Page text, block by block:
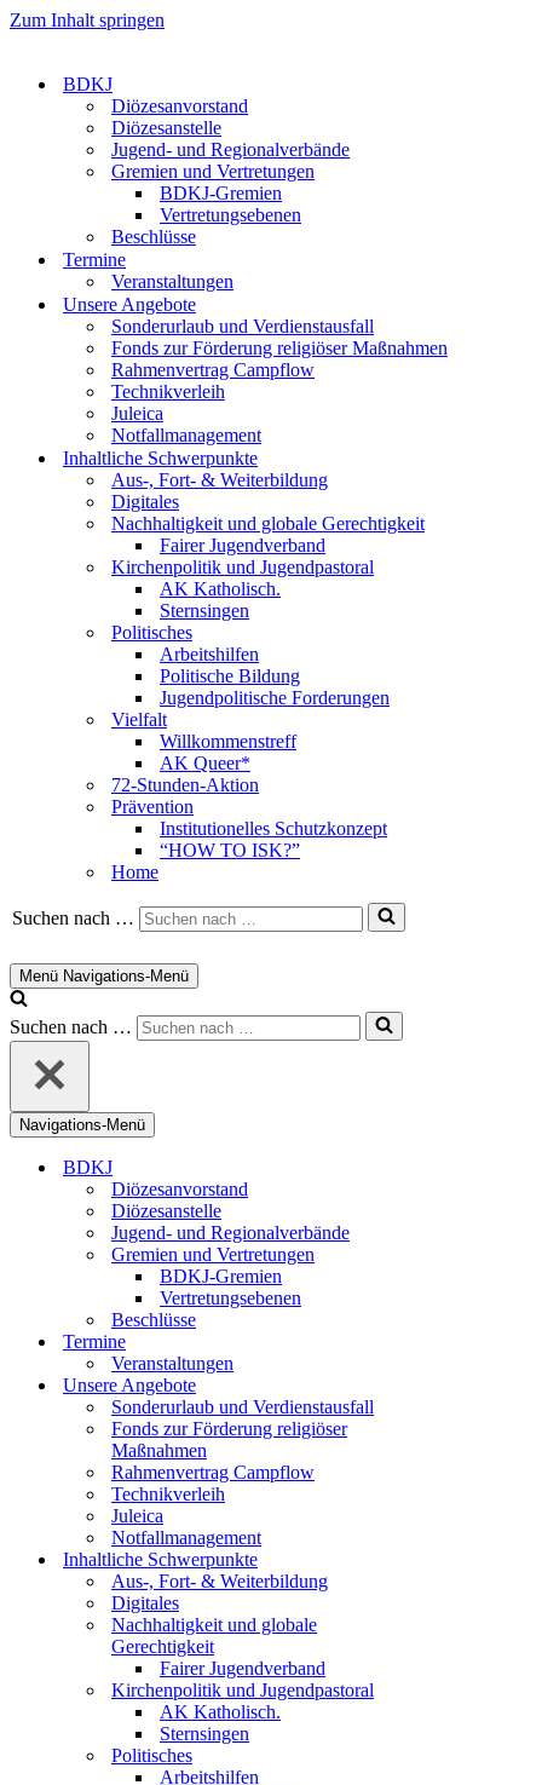
Zum Inhalt springen
BDKJ
Diözesanvorstand
Diözesanstelle
Jugend- und Regionalverbände
Gremien und Vertretungen
BDKJ-Gremien
Vertretungsebenen
Beschlüsse
Termine
Veranstaltungen
Unsere Angebote
Sonderurlaub und Verdienstausfall
Fonds zur Förderung religiöser Maßnahmen
Rahmenvertrag Campflow
Technikverleih
Juleica
Notfallmanagement
Inhaltliche Schwerpunkte
Aus-, Fort- & Weiterbildung
Digitales
Nachhaltigkeit und globale Gerechtigkeit
Fairer Jugendverband
Kirchenpolitik und Jugendpastoral
AK Katholisch.
Sternsingen
Politisches
Arbeitshilfen
Politische Bildung
Jugendpolitische Forderungen
Vielfalt
Willkommenstreff
AK Queer*
72-Stunden-Aktion
Prävention
Institutionelles Schutzkonzept
“HOW TO ISK?”
Home
Suchen nach …
Menü Navigations-Menü
Suchen nach …
Navigations-Menü
BDKJ
Diözesanvorstand
Diözesanstelle
Jugend- und Regionalverbände
Gremien und Vertretungen
BDKJ-Gremien
Vertretungsebenen
Beschlüsse
Termine
Veranstaltungen
Unsere Angebote
Sonderurlaub und Verdienstausfall
Fonds zur Förderung religiöser
Maßnahmen
Rahmenvertrag Campflow
Technikverleih
Juleica
Notfallmanagement
Inhaltliche Schwerpunkte
Aus-, Fort- & Weiterbildung
Digitales
Nachhaltigkeit und globale
Gerechtigkeit
Fairer Jugendverband
Kirchenpolitik und Jugendpastoral
AK Katholisch.
Sternsingen
Politisches
Arbeitshilfen